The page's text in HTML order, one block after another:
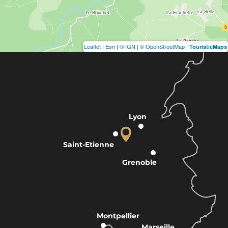
Leaflet | Esri | © IGN | © OpenStreetMap | TouristicMaps
Lyon
Grenoble
Montpellier
Saint-Etienne